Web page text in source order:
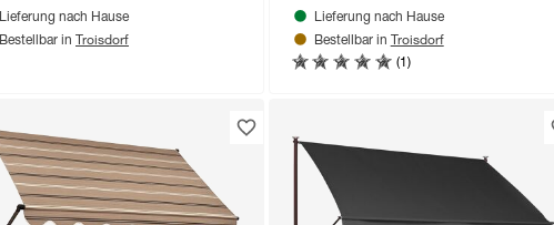
Lieferung nach Hause
Bestellbar in Troisdorf
Lieferung nach Hause
Bestellbar in Troisdorf
(1)